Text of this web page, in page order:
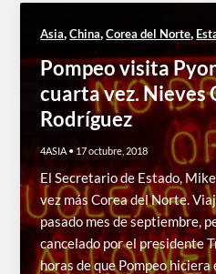
Asia,China,Corea del Norte,
Pompeo visita
cuarta vez. Nieves
Rodríguez
4ASIA • 17 octubre, 2018
El Secretario de Estado,
vez más Corea del Norte.
pasado mes de septiembre,
cancelado por el presidente
horas de que Pompeo hiciera